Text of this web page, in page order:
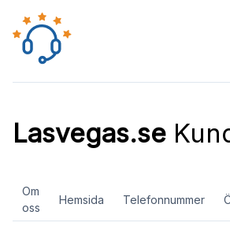
Lasvegas.se
Om
oss
Hemsida Telefonnummer